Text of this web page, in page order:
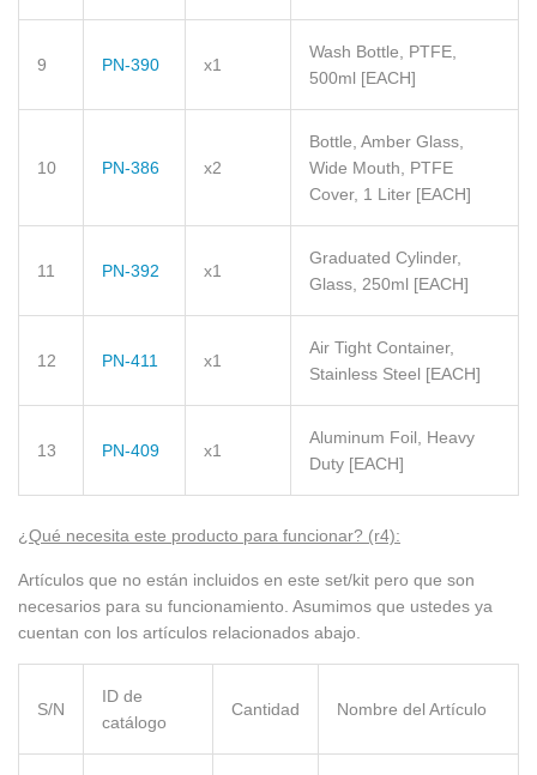
9 PN-390 x1
Wash Bottle, PTFE,
500ml [EACH]
10 PN-386 x2
Bottle, Amber Glass,
Wide Mouth, PTFE
Cover, 1 Liter [EACH]
11 PN-392 x1
Graduated Cylinder,
Glass, 250ml [EACH]
12 PN-411 x1
Air Tight Container,
Stainless Steel [EACH]
13 PN-409 x1
Aluminum Foil, Heavy
Duty [EACH]
¿Qué necesita este producto para funcionar? (r4):
Artículos que no están incluidos en este set/kit pero que son
necesarios para su funcionamiento. Asumimos que ustedes ya
cuentan con los artículos relacionados abajo.
S/N
ID de
catálogo
Cantidad Nombre del Artículo